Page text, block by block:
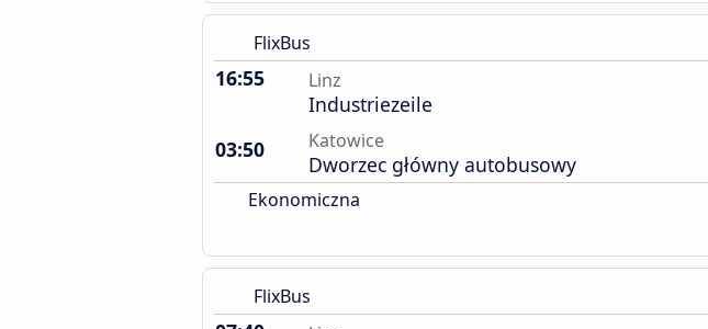
FlixBus
16:55 Linz
Industriezeile
03:50
Katowice
Dworzec główny autobusowy
Ekonomiczna
FlixBus